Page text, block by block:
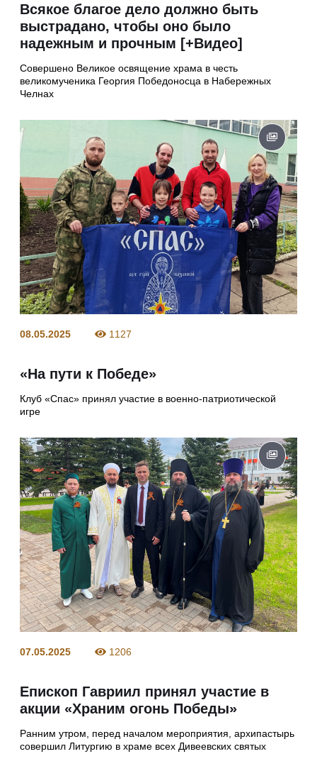
Всякое благое дело должно быть
выстрадано, чтобы оно было
надежным и прочным [+Видео]
Совершено Великое освящение храма в честь
великомученика Георгия Победоносца в Набережных
Челнах
08.05.2025 1127
«На пути к Победе»
Клуб «Спас» принял участие в военно-патриотической
игре
07.05.2025 1206
Епископ Гавриил принял участие в
акции «Храним огонь Победы»
Ранним утром, перед началом мероприятия, архипастырь
совершил Литургию в храме всех Дивеевских святых